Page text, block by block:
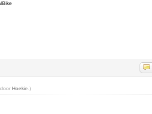
doorHoekie .)